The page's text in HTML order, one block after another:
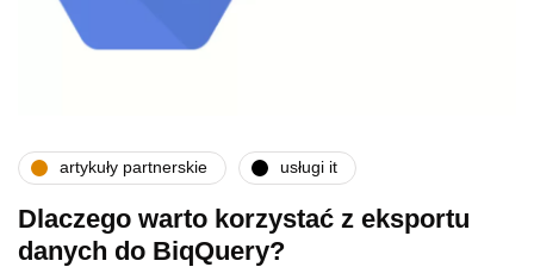
artykuły partnerskie usługi it
Dlaczego warto korzystać z eksportu
danych do BiqQuery?